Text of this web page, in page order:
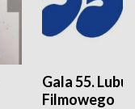
Gala 55.
Filmowego